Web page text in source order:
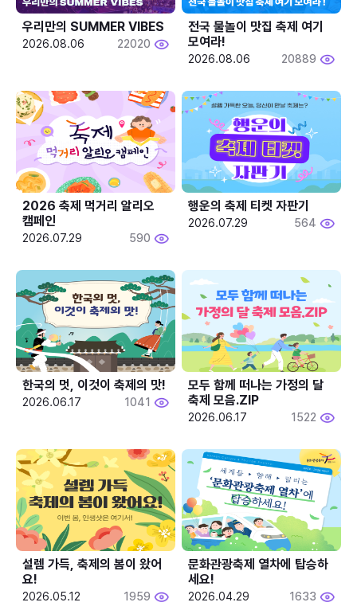
우리만의 SUMMER VIBES
2026.08.06 22020
전국 물놀이 맛집 축제 여기
모여라!
2026.08.06 20889
2026 축제 먹거리 알리오
캠페인
2026.07.29 590
행운의 축제 티켓 자판기
2026.07.29 564
한국의 멋, 이것이 축제의 맛!
2026.06.17 1041
모두 함께 떠나는 가정의 달
축제 모음.ZIP
2026.06.17 1522
설렘 가득, 축제의 봄이 왔어
요!
2026.05.12 1959
문화관광축제 열차에 탑승하
세요!
2026.04.29 1633